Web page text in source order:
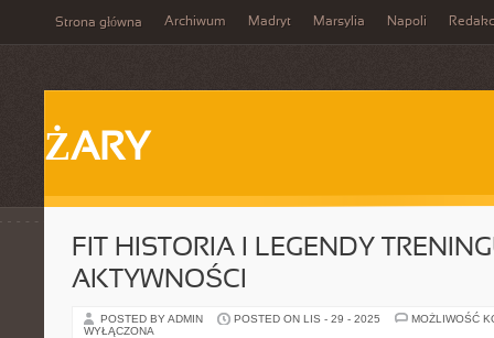
Strona główna Archiwum Madryt Marsylia Napoli
ŻARY
FIT HISTORIA I LEGENDY
AKTYWNOŚCI
POSTED BY ADMIN POSTED ON LIS - 29 - 2025
MOŻLIWOŚĆ
WYŁĄCZONA